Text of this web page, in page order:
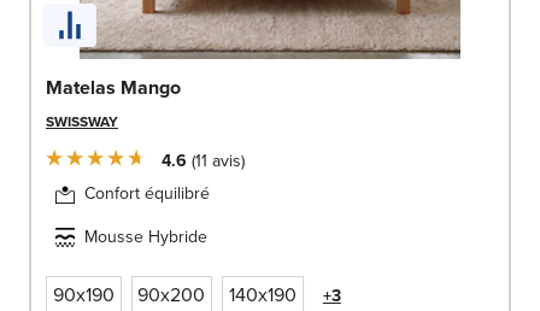
Matelas Mango
SWISSWAY
4.6 11 avis
Confort équilibré
Mousse Hybride
90x190 90x200 140x190 +3